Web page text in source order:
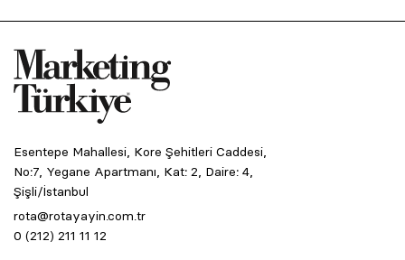
Esentepe Mahallesi, Kore Şehitleri Caddesi,
No:7, Yegane Apartmanı, Kat: 2, Daire: 4,
Şişli/İstanbul
rota@rotayayin.com.tr
0 (212) 211 11 12